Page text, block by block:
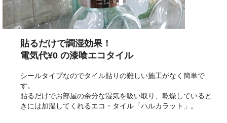
貼るだけで調湿効果！
電気代¥0 の漆喰エコタイル
シールタイプなのでタイル貼りの難しい施工がなく簡単で
す。
貼るだけでお部屋の余分な湿気を吸い取り、乾燥していると
きには加湿してくれるエコ・タイル「ハルカラット」。